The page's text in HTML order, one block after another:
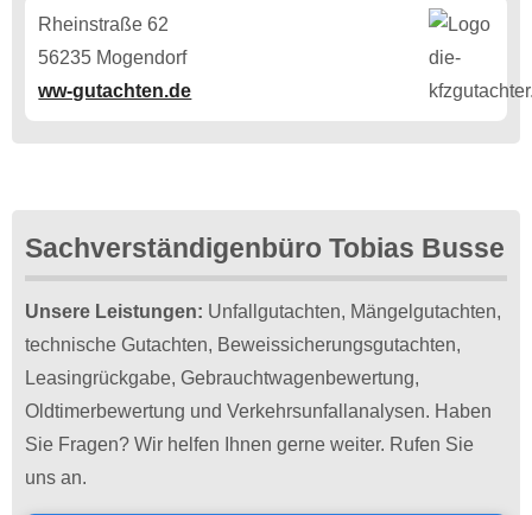
Rheinstraße 62
56235 Mogendorf
ww-gutachten.de
Sachverständigenbüro Tobias Busse
Unsere Leistungen: Unfallgutachten, Mängelgutachten,
technische Gutachten, Beweissicherungsgutachten,
Leasingrückgabe, Gebrauchtwagenbewertung,
Oldtimerbewertung und Verkehrsunfallanalysen. Haben
Sie Fragen? Wir helfen Ihnen gerne weiter. Rufen Sie
uns an.